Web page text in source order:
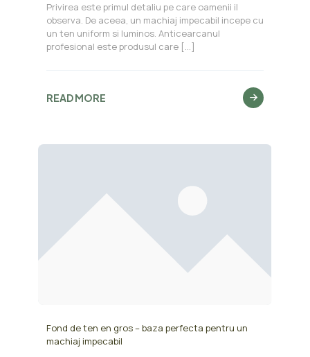
Privirea este primul detaliu pe care oamenii il
observa. De aceea, un machiaj impecabil incepe cu
un ten uniform si luminos. Anticearcanul
profesional este produsul care[…]
READ MORE
Fond de ten en gros – baza perfecta pentru un
machiaj impecabil